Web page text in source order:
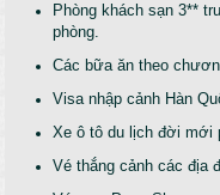
Phòng khách sạn 3**
phòng.
Các bữa ăn theo
Visa nhập cảnh Hàn
Xe ô tô du lịch đời mới
Vé thắng cảnh các địa